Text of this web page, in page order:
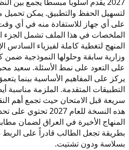
على أي جهاز للاستفادة منه في أي
الملخصات في هذا الملف تشمل الجزء
المنهج لتغطية كاملة لفيزياء السادس
وزارية سابقة وحلولها النموذجية
على التعود على نمط الأسئلة. سعيد
يركز على المفاهيم الأساسية بينما
التطبيقات المتقدمة. الملزمة
سريعة قبل الامتحان حيث تجمع أهم
هذه النسخة للعام
المنهاج الأخيرة في العراق لضمان
بطريقة تجعل الطالب قادراً على الربط
بسلاسة ودون تشتيت.